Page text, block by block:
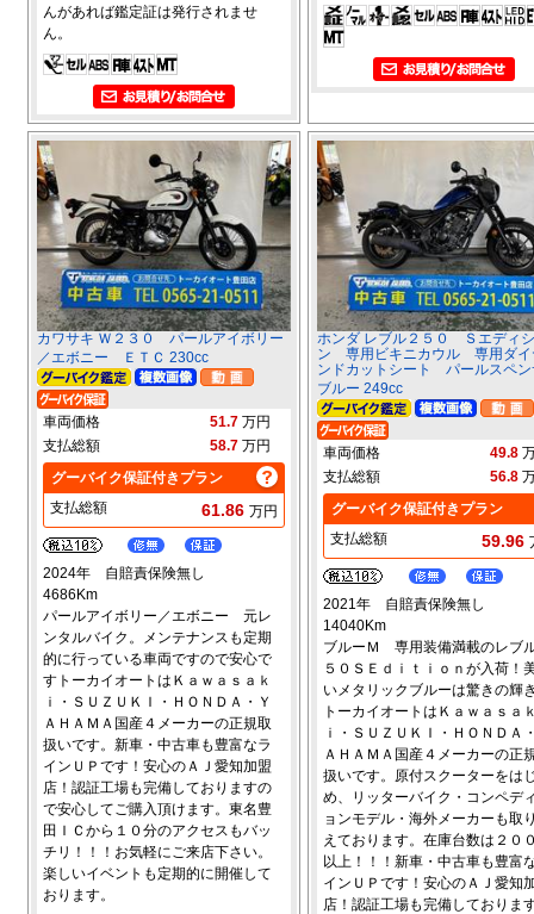
んがあれば鑑定証は発行されませ
ん。
カワサキ Ｗ２３０ パールアイボリー
／エボニー ＥＴＣ 230cc
車両価格 51.7 万円
支払総額
58.7 万円
グーバイク保証付きプラン
支払総額
61.86 万円
2024年 自賠責保険無し
4686Km
パールアイボリー／エボニー 元レ
ンタルバイク。メンテナンスも定期
的に行っている車両ですので安心で
すトーカイオートはＫａｗａｓａｋ
ｉ・ＳＵＺＵＫＩ・ＨＯＮＤＡ・Ｙ
ＡＨＡＭＡ国産４メーカーの正規取
扱いです。新車・中古車も豊富なラ
インＵＰです！安心のＡＪ愛知加盟
店！認証工場も完備しておりますの
で安心してご購入頂けます。東名豊
田ＩＣから１０分のアクセスもバッ
チリ！！！お気軽にご来店下さい。
楽しいイベントも定期的に開催して
おります。
ホンダ レブル２５０ Ｓエディ
ン 専用ビキニカウル 専用ダイ
ンドカットシート パールスペン
ブルー 249cc
車両価格 49.8
支払総額
56.8
グーバイク保証付きプラン
支払総額
59.96
2021年 自賠責保険無し
14040Km
ブルーＭ 専用装備満載のレブ
５０ＳＥｄｉｔｉｏｎが入荷！
いメタリックブルーは驚きの輝
トーカイオートはＫａｗａｓａ
ｉ・ＳＵＺＵＫＩ・ＨＯＮＤＡ
ＡＨＡＭＡ国産４メーカーの正
扱いです。原付スクーターをは
め、リッターバイク・コンペデ
ョンモデル・海外メーカーも取
えております。在庫台数は２０
以上！！！新車・中古車も豊富
インＵＰです！安心のＡＪ愛知
店！認証工場も完備しておりま